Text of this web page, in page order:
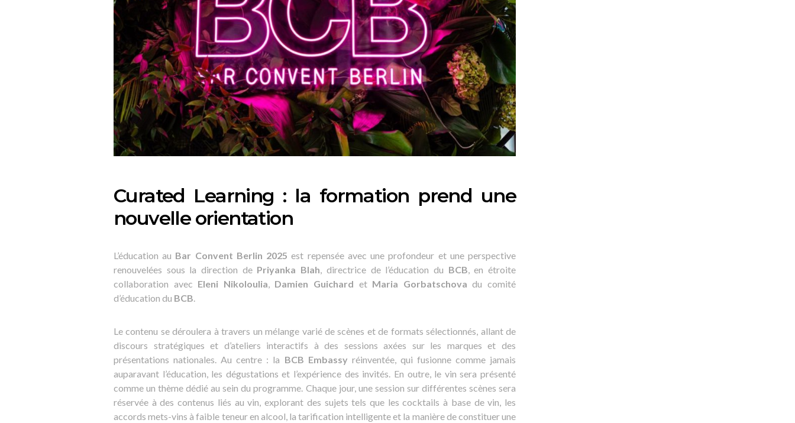
Curated Learning : la formation prend une
nouvelle orientation
L’éducation au Bar Convent Berlin 2025 est repensée avec une profondeur et une perspective
renouvelées sous la direction de Priyanka Blah, directrice de l’éducation du BCB, en étroite
collaboration avec Eleni Nikoloulia, Damien Guichard et Maria Gorbatschova du comité
d’éducation du BCB.
Le contenu se déroulera à travers un mélange varié de scènes et de formats sélectionnés, allant de
discours stratégiques et d’ateliers interactifs à des sessions axées sur les marques et des
présentations nationales. Au centre : la BCB Embassy réinventée, qui fusionne comme jamais
auparavant l’éducation, les dégustations et l’expérience des invités. En outre, le vin sera présenté
comme un thème dédié au sein du programme. Chaque jour, une session sur différentes scènes sera
réservée à des contenus liés au vin, explorant des sujets tels que les cocktails à base de vin, les
accords mets-vins à faible teneur en alcool, la tarification intelligente et la manière de constituer une